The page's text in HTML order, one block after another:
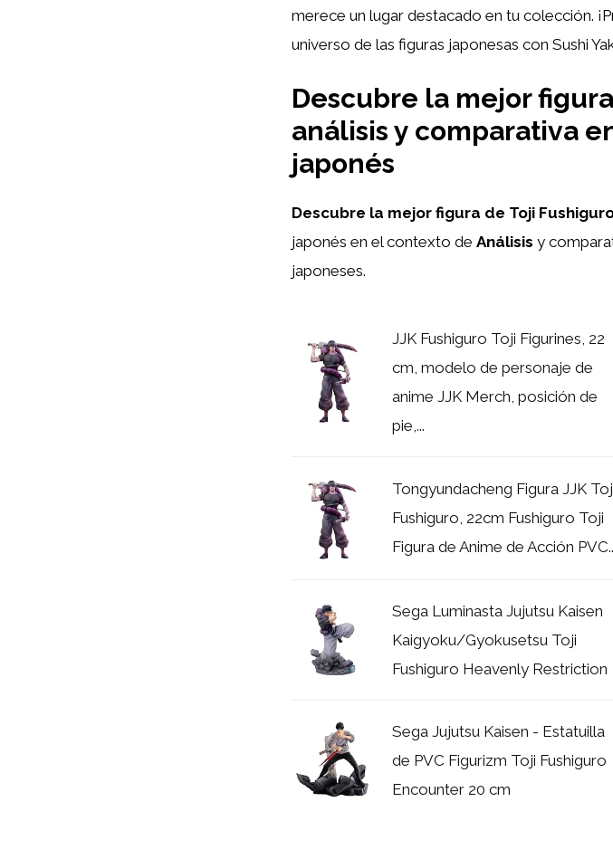
merece un lugar destacado en tu colección.
universo de las figuras japonesas con Sushi
Descubre la mejor
análisis y comparativa
japonés
Descubre la mejor figura de Toji
japonés en el contexto de Análisis y
japoneses.
JJK Fushiguro Toji Figurines, 22
cm, modelo de personaje de
anime JJK Merch, posición de
pie,...
Tongyundacheng Figura JJK
Fushiguro, 22cm Fushiguro Toji
Figura de Anime de Acción
Sega Luminasta Jujutsu Kaisen
Kaigyoku/Gyokusetsu Toji
Fushiguro Heavenly Restriction
Sega Jujutsu Kaisen - Estatuilla
de PVC Figurizm Toji Fushiguro
Encounter 20 cm